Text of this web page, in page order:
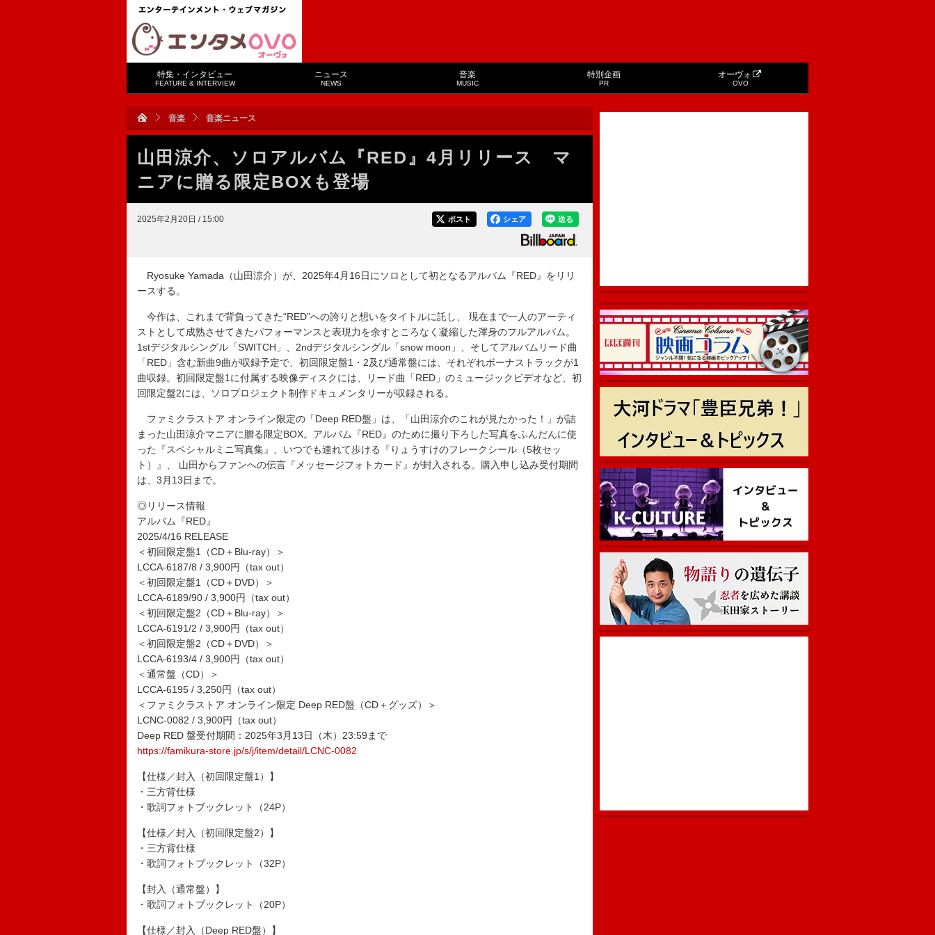
特集・インタビュー
FEATURE & INTERVIEW
ニュース
NEWS
音楽
MUSIC
特別企画
PR
オーヴォ
OVO
音楽 音楽ニュース
山田涼介、ソロアルバム『RED』4月リリース マ
ニアに贈る限定BOXも登場
2025年2月20日 / 15:00 送る
シェア
ポスト
Ryosuke Yamada（山田涼介）が、2025年4月16日にソロとして初となるアルバム『RED』をリリ
ースする。
今作は、これまで背負ってきた“RED”への誇りと想いをタイトルに託し、 現在まで一人のアーティ
ストとして成熟させてきたパフォーマンスと表現力を余すところなく凝縮した渾身のフルアルバム。
1stデジタルシングル「SWITCH」、2ndデジタルシングル「snow moon」、そしてアルバムリード曲
「RED」含む新曲9曲が収録予定で、初回限定盤1・2及び通常盤には、それぞれボーナストラックが1
曲収録。初回限定盤1に付属する映像ディスクには、リード曲「RED」のミュージックビデオなど、初
回限定盤2には、ソロプロジェクト制作ドキュメンタリーが収録される。
ファミクラストア オンライン限定の「Deep RED盤」は、「山田涼介のこれが見たかった！」が詰
まった山田涼介マニアに贈る限定BOX。アルバム『RED』のために撮り下ろした写真をふんだんに使
った『スペシャルミニ写真集』、いつでも連れて歩ける『りょうすけのフレークシール（5枚セッ
ト）』、 山田からファンへの伝言『メッセージフォトカード』が封入される。購入申し込み受付期間
は、3月13日まで。
◎リリース情報
アルバム『RED』
2025/4/16 RELEASE
＜初回限定盤1（CD＋Blu-ray）＞
LCCA-6187/8 / 3,900円（tax out）
＜初回限定盤1（CD＋DVD）＞
LCCA-6189/90 / 3,900円（tax out）
＜初回限定盤2（CD＋Blu-ray）＞
LCCA-6191/2 / 3,900円（tax out）
＜初回限定盤2（CD＋DVD）＞
LCCA-6193/4 / 3,900円（tax out）
＜通常盤（CD）＞
LCCA-6195 / 3,250円（tax out）
＜ファミクラストア オンライン限定 Deep RED盤（CD＋グッズ）＞
LCNC-0082 / 3,900円（tax out）
Deep RED 盤受付期間：2025年3月13日（木）23:59まで
https://famikura-store.jp/s/j/item/detail/LCNC-0082
【仕様／封入（初回限定盤1）】
・三方背仕様
・歌詞フォトブックレット（24P）
【仕様／封入（初回限定盤2）】
・三方背仕様
・歌詞フォトブックレット（32P）
【封入（通常盤）】
・歌詞フォトブックレット（20P）
【仕様／封入（Deep RED盤）】